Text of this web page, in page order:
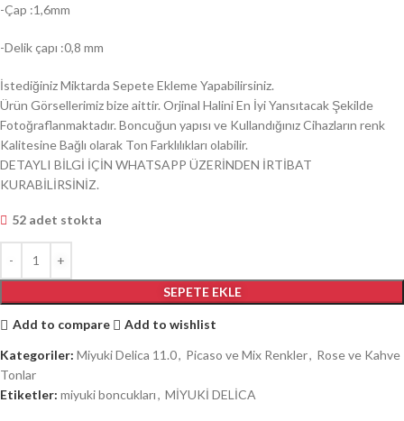
-Çap :1,6mm
-Delik çapı :0,8 mm
İstediğiniz Miktarda Sepete Ekleme Yapabilirsiniz.
Ürün Görsellerimiz bize aittir. Orjinal Halini En İyi Yansıtacak Şekilde
Fotoğraflanmaktadır. Boncuğun yapısı ve Kullandığınız Cihazların renk
Kalitesine Bağlı olarak Ton Farklılıkları olabilir.
DETAYLI BİLGİ İÇİN WHATSAPP ÜZERİNDEN İRTİBAT
KURABİLİRSİNİZ.
52 adet stokta
SEPETE EKLE
Add to compare
Add to wishlist
Kategoriler: Miyuki Delica 11.0, Picaso ve Mix Renkler, Rose ve Kahve
Tonlar
Etiketler: miyuki boncukları, MİYUKİ DELİCA